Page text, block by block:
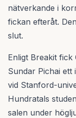
nätverkande i
fickan efteråt.
slut.
Enligt Breakit
Sundar Pichai ett
vid Stanford-
Hundratals
salen under